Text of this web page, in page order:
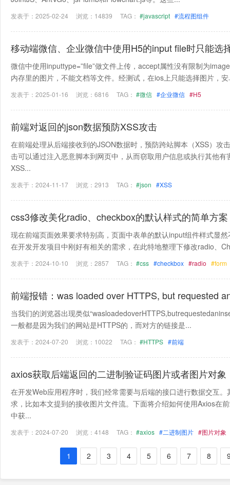
发表于：2025-02-24 浏览：14839 TAG： #javascript #流程图组件
移动端微信、企业微信中使用H5的input file时只能选
文件的解决方案
微信中使用inputtype=”file”做文件上传，accept属性没有限制为
内存里的图片，不能文档等文件。经测试，在ios上只能选择图片，
发表于：2025-01-16 浏览：6816 TAG： #微信 #企业微信 #H5
前端对返回的json数据预防XSS攻击
在前端处理从后端接收到的JSON数据时，预防跨站脚本（XSS）攻
击可以通过注入恶意脚本到网页中，从而窃取用户信息或执行其他
XSS...
发表于：2024-11-17 浏览：2913 TAG： #json #XSS
css3修改美化radio、checkbox的默认样式的简单方案
现在前端页面效果要求特别高，页面中表单的默认input组件样式显
在开发开发项目中刚好有相关的需求，在此特地整理下修改radio、
发表于：2024-10-10 浏览：2857 TAG： #css #checkbox #radio #form
前端报错：was loaded over HTTPS, but requested
当我们的浏览器出现类似
一般都是因为我们的网站是HTTPS的，而对方的链接是...
发表于：2024-07-20 浏览：10022 TAG： #HTTPS #前端
axios获取后端返回的二进制验证码图片或者图片对象
在开发Web应用程序时，我们经常需要与后端的接口进行数据交互
求，比如本文提到的接收图片文件流。下面将介绍如何使用Axios在
中获...
发表于：2024-07-20 浏览：4148 TAG： #axios #二进制图片 #图片对象
1 2 3 4 5 6 7 8